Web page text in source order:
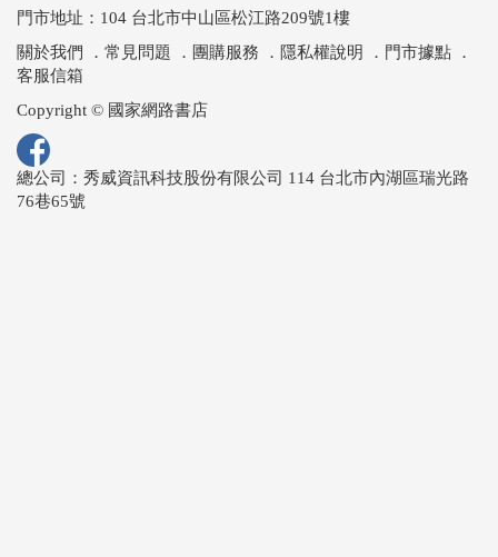
門市地址：104 台北市中山區松江路209號1樓
關於我們 ． 常見問題 ． 團購服務 ． 隱私權說明 ． 門市據點 ．
客服信箱
Copyright © 國家網路書店
總公司：秀威資訊科技股份有限公司 114 台北市內湖區瑞光路
76巷65號